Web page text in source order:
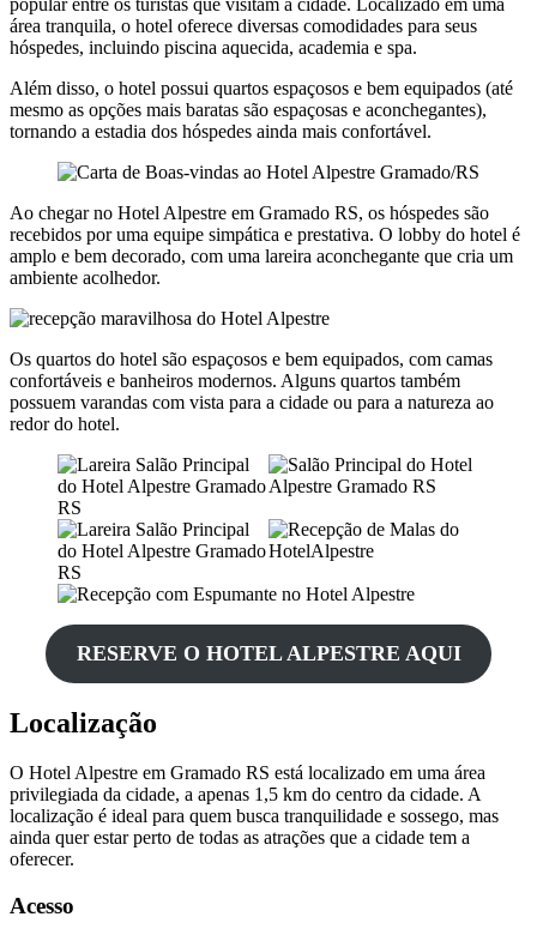
área tranquila, o hotel oferece diversas comodidades para seus
hóspedes, incluindo piscina aquecida, academia e spa.
Além disso, o hotel possui quartos espaçosos e bem equipados (até
mesmo as opções mais baratas são espaçosas e aconchegantes),
tornando a estadia dos hóspedes ainda mais confortável.
Ao chegar no Hotel Alpestre em Gramado RS, os hóspedes são
recebidos por uma equipe simpática e prestativa. O lobby do hotel é
amplo e bem decorado, com uma lareira aconchegante que cria um
ambiente acolhedor.
Os quartos do hotel são espaçosos e bem equipados, com camas
confortáveis e banheiros modernos. Alguns quartos também
possuem varandas com vista para a cidade ou para a natureza ao
redor do hotel.
RESERVE O HOTEL ALPESTRE AQUI
Localização
O Hotel Alpestre em Gramado RS está localizado em uma área
privilegiada da cidade, a apenas 1,5 km do centro da cidade. A
localização é ideal para quem busca tranquilidade e sossego, mas
ainda quer estar perto de todas as atrações que a cidade tem a
oferecer.
Acesso